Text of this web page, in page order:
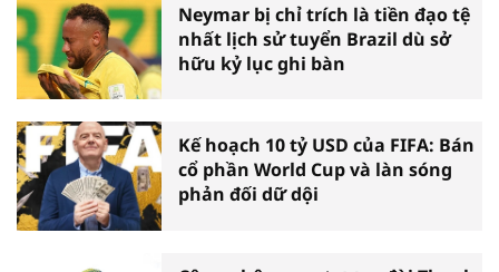
Neymar bị chỉ trích là tiền đạo tệ
nhất lịch sử tuyển Brazil dù sở
hữu kỷ lục ghi bàn
Kế hoạch 10 tỷ USD của FIFA: Bán
cổ phần World Cup và làn sóng
phản đối dữ dội